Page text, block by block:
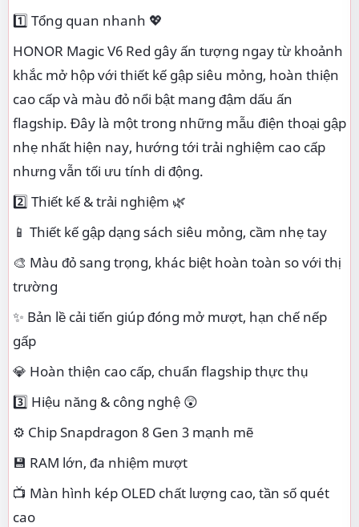
1️⃣ Tổng quan nhanh 💖
HONOR Magic V6 Red gây ấn tượng ngay từ khoảnh
khắc mở hộp với thiết kế gập siêu mỏng, hoàn thiện
cao cấp và màu đỏ nổi bật mang đậm dấu ấn
flagship. Đây là một trong những mẫu điện thoại gập
nhẹ nhất hiện nay, hướng tới trải nghiệm cao cấp
nhưng vẫn tối ưu tính di động.
2️⃣ Thiết kế & trải nghiệm 🌿
📱 Thiết kế gập dạng sách siêu mỏng, cầm nhẹ tay
🎨 Màu đỏ sang trọng, khác biệt hoàn toàn so với thị
trường
✨ Bản lề cải tiến giúp đóng mở mượt, hạn chế nếp
gấp
💎 Hoàn thiện cao cấp, chuẩn flagship thực thụ
3️⃣ Hiệu năng & công nghệ 😲
⚙️ Chip Snapdragon 8 Gen 3 mạnh mẽ
💾 RAM lớn, đa nhiệm mượt
📺 Màn hình kép OLED chất lượng cao, tần số quét
cao